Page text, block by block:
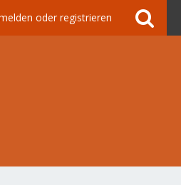
oder registrieren